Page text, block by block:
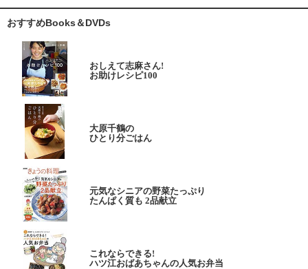
おすすめBooks＆DVDs
おしえて志麻さん!
お助けレシピ100
大原千鶴の
ひとり分ごはん
元気なシニアの野菜たっぷり
たんぱく質も 2品献立
これならできる!
ハツ江おばあちゃんの人気お弁当